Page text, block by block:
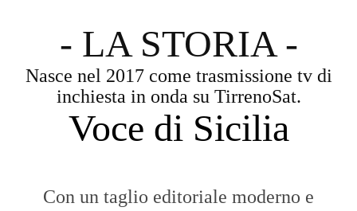
- LA STORIA -
Nasce nel 2017 come trasmissione tv di
inchiesta in onda su TirrenoSat.
Voce di Sicilia
Con un taglio editoriale moderno e